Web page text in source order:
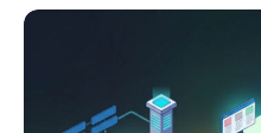
Contacto